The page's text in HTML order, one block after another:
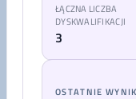
ŁĄCZNA LICZBA
DYSKWALIFIKACJI
3
OSTATNIE